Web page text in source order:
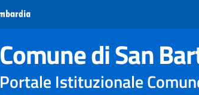
Comune di San
Portale Istituzionale